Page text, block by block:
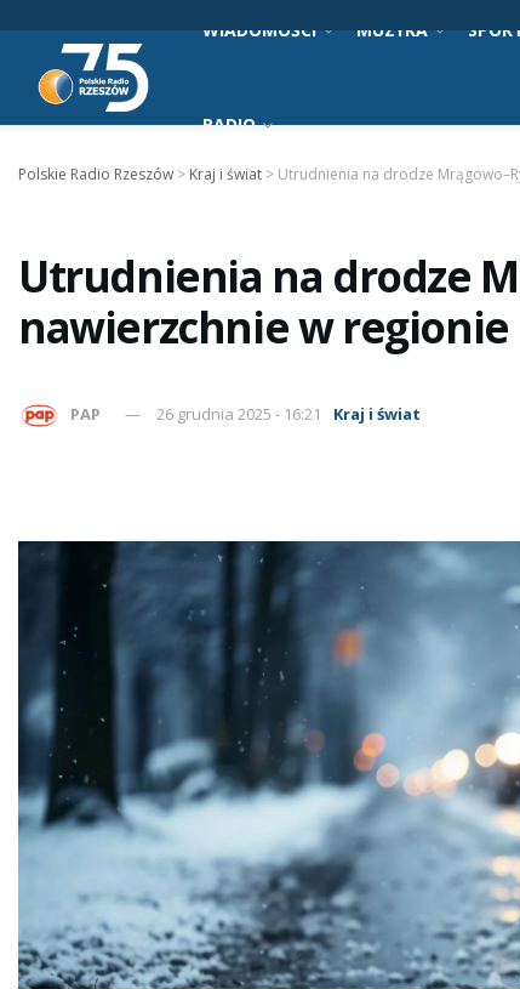
WIADOMOŚCI MUZYKA
RADIO
Polskie Radio Rzeszów > Kraj i świat > Utrudnienia na drodze
Utrudnienia na drodze
nawierzchnie w regionie
PAP 26 grudnia 2025 - 16:21 Kraj i świat